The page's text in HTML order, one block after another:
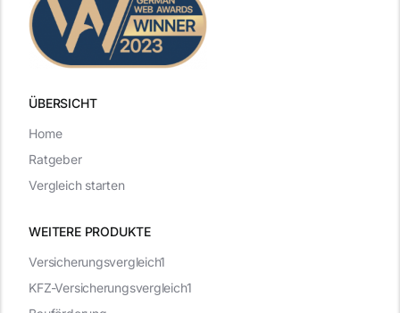
ÜBERSICHT
WEITERE PRODUKTE
Versicherungsvergleich1
KFZ-Versicherungsvergleich1
Home
Ratgeber
Vergleich starten